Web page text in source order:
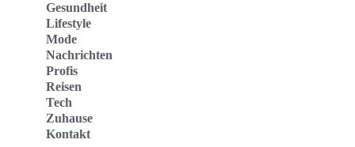
Gesundheit
Lifestyle
Mode
Nachrichten
Profis
Reisen
Tech
Zuhause
Kontakt